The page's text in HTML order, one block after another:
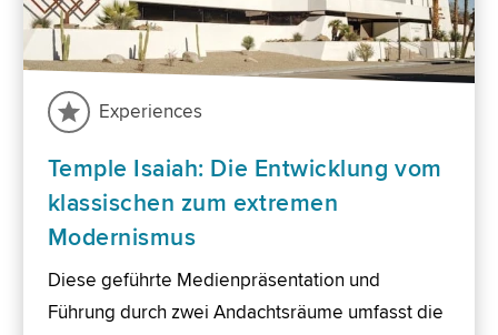
Experiences
Temple Isaiah: Die Entwicklung vom
klassischen zum extremen
Modernismus
Diese geführte Medienpräsentation und
Führung durch zwei Andachtsräume umfasst die